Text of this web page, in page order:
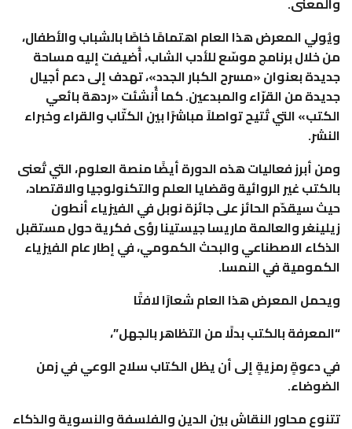
ويُولي المعرض هذا العام اهتمامًا خاصًا بالشباب والأطفال،
من خلال برنامج موسّع للأدب الشاب، أُضيفت إليه مساحة
جديدة بعنوان «مسرح الكبار الجدد»، تهدف إلى دعم أجيال
جديدة من القرّاء والمبدعين. كما أُنشئت «ردهة بائعي
الكتب» التي تُتيح تواصلاً مباشرًا بين الكتّاب والقراء وخبراء
النشر.
ومن أبرز فعاليات هذه الدورة أيضًا منصة العلوم، التي تُعنى
بالكتب غير الروائية وقضايا العلم والتكنولوجيا والاقتصاد،
حيث سيقدّم الحائز على جائزة نوبل في الفيزياء أنطون
زيلينغر والعالمة ماريسا جيستينا رؤى فكرية حول مستقبل
الذكاء الاصطناعي والبحث الكمومي، في إطار عام الفيزياء
الكمومية في النمسا.
ويحمل المعرض هذا العام شعارًا لافتًا
“المعرفة بالكتب بدلًا من التظاهر بالجهل”،
في دعوةٍ رمزيةٍ إلى أن يظل الكتاب سلاح الوعي في زمن
الضوضاء.
تتنوع محاور النقاش بين الدين والفلسفة والنسوية والذكاء